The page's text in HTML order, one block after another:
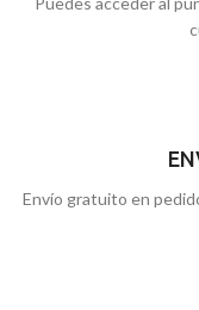
Envío gratuito en